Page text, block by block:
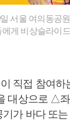
서울 여의동공
게 비상슬라이
직접 참여하
대상으로 △
가 바다 또는